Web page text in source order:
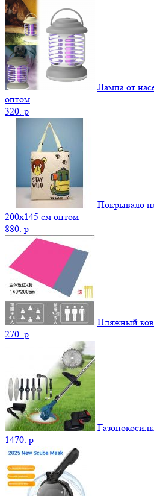
Лампа от
оптом
320. p
Покрывало
200х145 см оптом
880. p
Пляжный
270. p
1470. p